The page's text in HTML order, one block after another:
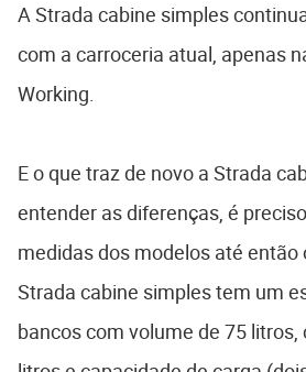
A Strada cabine simples
com a carroceria atual, apenas
Working.
E o que traz de novo a Strada
entender as diferenças, é
medidas dos modelos até então
Strada cabine simples tem um
bancos com volume de 75